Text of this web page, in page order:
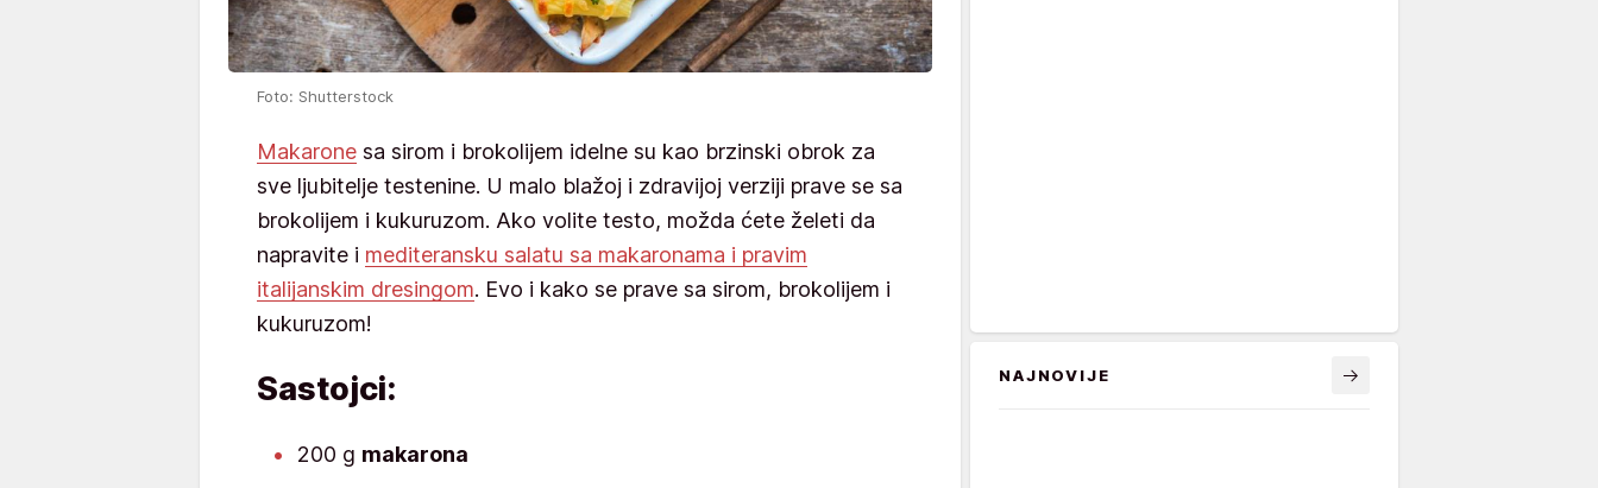
Foto: Shutterstock
Makarone sa sirom i brokolijem idelne su kao brzinski obrok za
sve ljubitelje testenine. U malo blažoj i zdravijoj verziji prave se sa
brokolijem i kukuruzom. Ako volite testo, možda ćete želeti da
napravite i mediteransku salatu sa makaronama i pravim
italijanskim dresingom. Evo i kako se prave sa sirom, brokolijem i
kukuruzom!
Sastojci:
200 g makarona
NAJNOVIJE